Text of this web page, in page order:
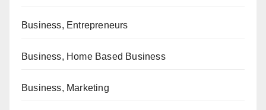
Business, Entrepreneurs
Business, Home Based Business
Business, Marketing